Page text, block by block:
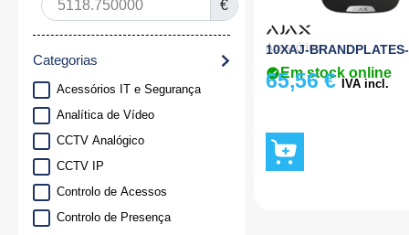
€
Categorias
Acessórios IT e Segurança
Analítica de Vídeo
CCTV Analógico
CCTV IP
Controlo de Acessos
Controlo de Presença
Acessórios
10XAJ-
Em stock online
65,56€ IVA incl.